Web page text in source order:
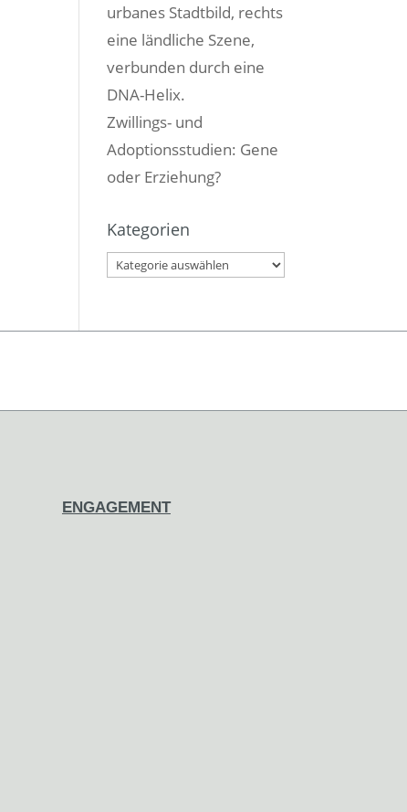
Zwillings- und
Adoptionsstudien: Gene
oder Erziehung?
Kategorien
Kategorien
ENGAGEMENT